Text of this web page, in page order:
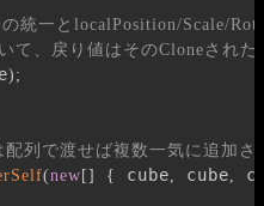
統一とlocalPosition/Scale/
て、戻り値はそのCloneされた
) ;
列で渡せば複数一気に追加
(new [] { cube, cube,